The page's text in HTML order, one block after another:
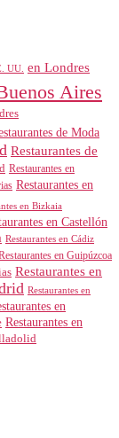
UU. en Londres
Aires
de Moda
Restaurantes de
Restaurantes en
Restaurantes en
en Bizkaia
en Castellón
Restaurantes en Cádiz
en Guipúzcoa
Restaurantes en
Restaurantes en
en
Restaurantes en